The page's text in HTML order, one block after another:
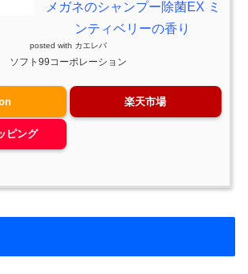
メガネのシャンプー除菌EX ミ
ンティベリーの香り
posted with カエレバ
ソフト99コーポレーション
楽天市場
ピング